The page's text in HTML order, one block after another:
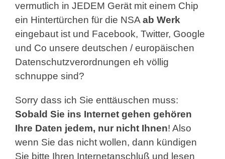
vermutlich in JEDEM Gerät mit einem Chip
ein Hintertürchen für die NSA ab Werk
eingebaut ist und Facebook, Twitter, Google
und Co unsere deutschen / europäischen
Datenschutzverordnungen eh völlig
schnuppe sind?
Sorry dass ich Sie enttäuschen muss:
Sobald Sie ins Internet gehen gehören
Ihre Daten jedem, nur nicht Ihnen! Also
wenn Sie das nicht wollen, dann kündigen
Sie bitte Ihren Internetanschluß und lesen